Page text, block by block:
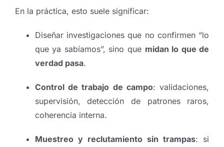
En la práctica, esto suele significar:
Diseñar investigaciones que no confirmen “lo
que ya sabíamos”, sino que midan lo que de
verdad pasa.
Control de trabajo de campo: validaciones,
supervisión, detección de patrones raros,
coherencia interna.
Muestreo y reclutamiento sin trampas: si